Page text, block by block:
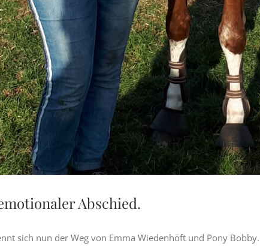
Abschied.
sich nun der Weg von Emma Wiedenhöft und Pony